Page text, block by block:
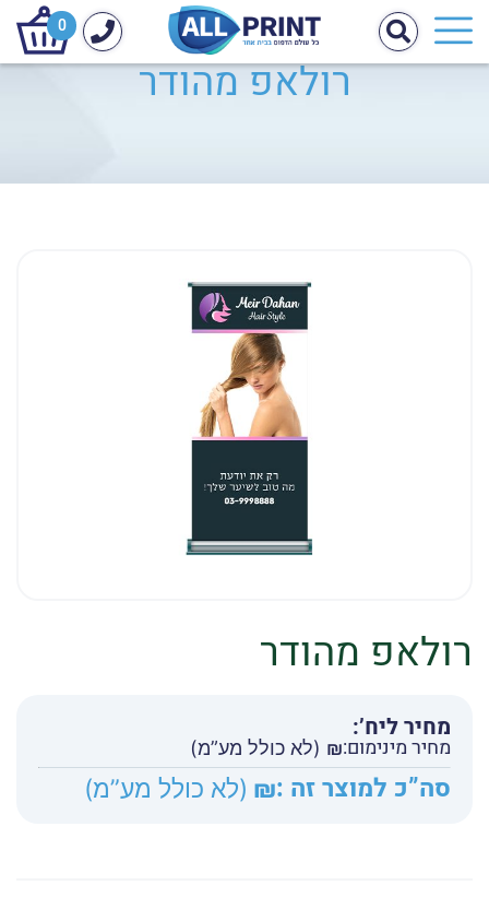
0
רולאפ מהודר
רולאפ מהודר
מחיר ליח’:
מחיר מינימום:₪ (לא כולל מע”מ)
סה”כ למוצר זה :₪ (לא כולל מע”מ)